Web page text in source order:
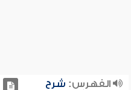
الفهرس: شرح